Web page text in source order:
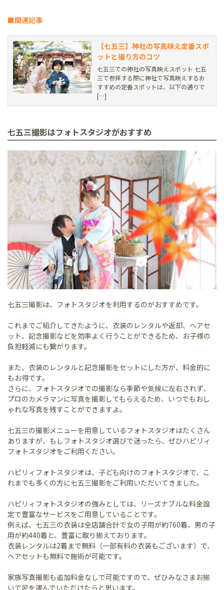
■関連記事
【七五三】神社の写真映え定番スポ
ットと撮り方のコツ
七五三での神社の写真映えスポット 七五
三で参拝する際に神社で写真映えするお
すすめの定番スポットは、以下の通りで
[…]
七五三撮影はフォトスタジオがおすすめ
七五三撮影は、フォトスタジオを利用するのがおすすめです。
これまでご紹介してきたように、衣装のレンタルや返却、ヘアセ
ット、記念撮影などを効率よく行うことができるため、お子様の
負担軽減にも繋がります。
また、衣装のレンタルと記念撮影をセットにした方が、料金的に
もお得です。
さらに、フォトスタジオでの撮影なら季節や気候に左右されず、
プロのカメラマンに写真を撮影してもらえるため、いつでもおし
ゃれな写真を残すことができますよ。
七五三の撮影メニューを用意しているフォトスタジオはたくさん
ありますが、もしフォトスタジオ選びで迷ったら、ぜひハピリィ
フォトスタジオをご利用ください。
ハピリィフォトスタジオは、子ども向けのフォトスタジオで、こ
れまでも多くの方に七五三撮影をご利用いただいてきました。
ハピリィフォトスタジオの強みとしては、リーズナブルな料金設
定で豊富なサービスをご用意していることです。
例えば、七五三の衣装は全店舗合計で女の子用が約760着、男の子
用が約440着と、豊富に取り揃えております。
衣装レンタルは2着まで無料（一部有料の衣装もございます）で、
ヘアセットも無料で施術が可能です。
家族写真撮影も追加料金なしで可能ですので、ぜひみなさまお揃
いで足を運んでいただけたらと思います。